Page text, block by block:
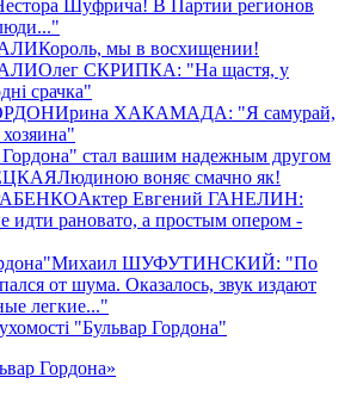
Шуфрича! В Партии регионов
Король, мы в восхищении!
Олег СКРИПКА: "На щастя, у
срачка"
Ирина ХАКАМАДА: "Я самурай,
стал вашим надежным другом
Людиною воняє смачно як!
Актер Евгений ГАНЕЛИН:
идти рановато, а простым опером -
Михаил ШУФУТИНСКИЙ: "По
от шума. Оказалось, звук издают
легкие..."
"Бульвар Гордона"
Гордона»